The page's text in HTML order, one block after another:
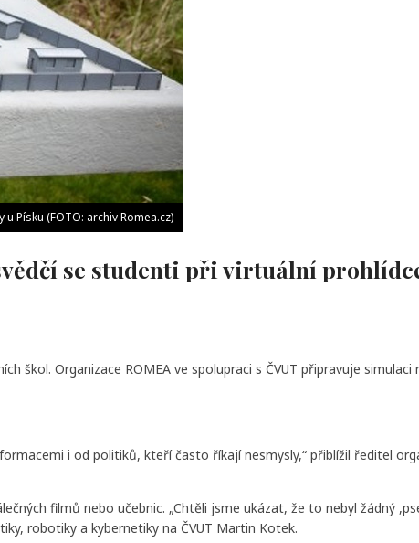
Písku (FOTO: archiv Romea.cz)
se studenti při virtuální
Organizace ROMEA ve spolupraci s ČVUT připravuje
i od politiků, kteří často říkají nesmysly,“ přiblížil ředitel
filmů nebo učebnic. „Chtěli jsme ukázat, že to nebyl žádný
robotiky a kybernetiky na ČVUT Martin Kotek.